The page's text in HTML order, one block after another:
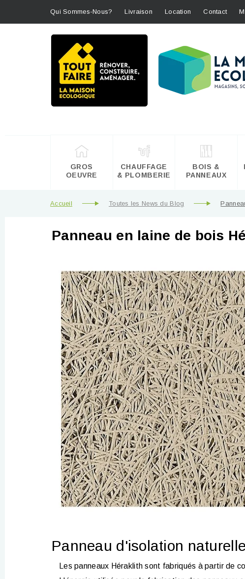
Qui Sommes-Nous? Livraison Location Contact
GROS
OEUVRE
CHAUFFAGE
& PLOMBERIE
BOIS &
PANNEAUX
Accueil Toutes les News du Blog
Panneau en laine de bois
Panneau d'isolation
Les panneaux Héraklith sont fabriqués à partir de